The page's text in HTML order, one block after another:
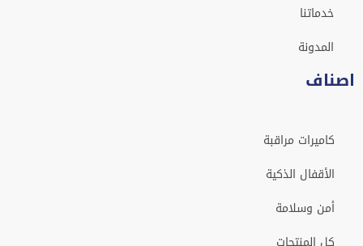
خدماتنا
المدونة
اصناف
كاميرات مراقبة
الأقفال الذكية
أمن وسلامة